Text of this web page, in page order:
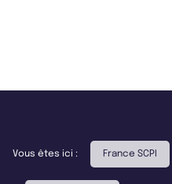
Vous êtes ici : France SCPI